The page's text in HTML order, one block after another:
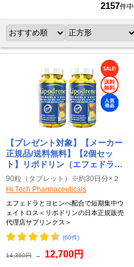
2157件中
【プレゼント対象】【メーカー
正規品/送料無料】【2個セッ
ト】リポドリン（エフェドラエ
キス25mg含有）【黄色】 90粒
Hi Tech Pharmaceuticals【メ
90粒（タブレット）※約30日分×２
Hi Tech Pharmaceuticals
エフェドラとヨヒンべ配合で短期集中ウ
ェイトロス＜リポドリンの日本正規販売
代理店サプリンクス＞
(60件)
14,360円 → 12,700円